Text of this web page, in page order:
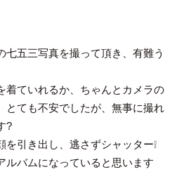
七五三写真を撮って頂き、有難う
着ていれるか、ちゃんとカメラの
とても不安でしたが、無事に撮れ
?
引き出し、逃さずシャッター❕
ルバムになっていると思います